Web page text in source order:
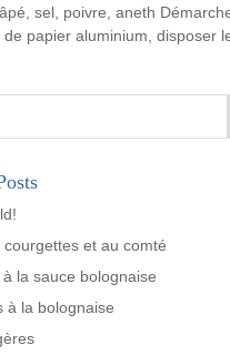
sel, poivre, aneth
papier aluminium, disposer
courgettes et au comté
la sauce bolognaise
à la bolognaise